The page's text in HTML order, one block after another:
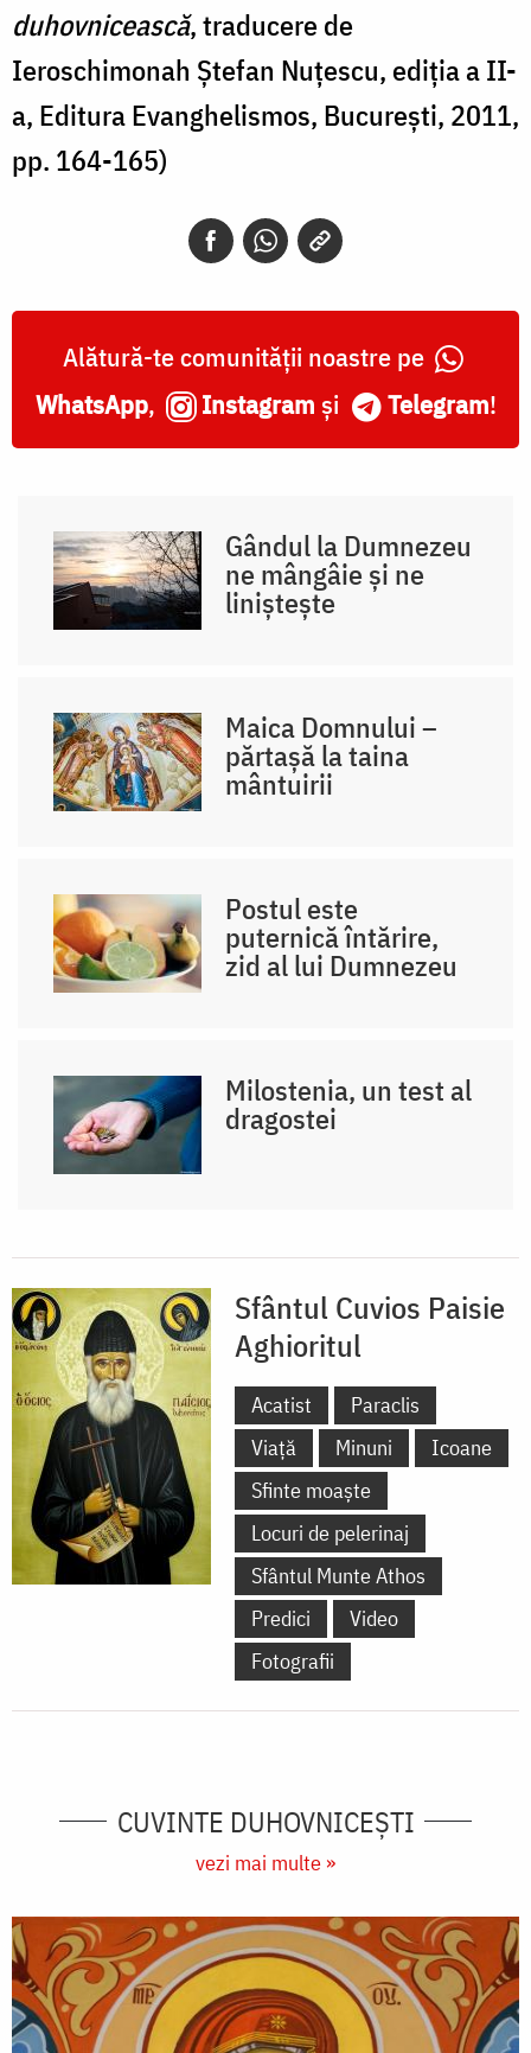
duhovnicească, traducere de
Ieroschimonah Ștefan Nuțescu, ediția a II-
a, Editura Evanghelismos, București, 2011,
pp. 164-165)
Alătură-te comunității noastre pe
WhatsApp, Instagram și Telegram!
Gândul la Dumnezeu
ne mângâie și ne
liniștește
Maica Domnului –
părtașă la taina
mântuirii
Postul este
puternică întărire,
zid al lui Dumnezeu
Milostenia, un test al
dragostei
Sfântul Cuvios Paisie
Aghioritul
Acatist
Paraclis
Viață
Minuni
Icoane
Sfinte moaște
Locuri de pelerinaj
Sfântul Munte Athos
Predici
Video
Fotografii
CUVINTE DUHOVNICEȘTI
vezi mai multe »